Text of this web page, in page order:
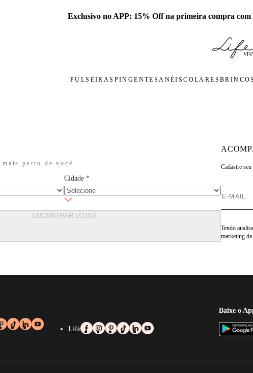
Exclusivo no APP: 15% Off na primeira compra
PULSEIRAS PINGENTESANÉISCOLARES BRINCOS
perto de você
Cidade *
ENCONTRAR LOJAS
Cadastre
Tendo
marketing
Life
Baixe o